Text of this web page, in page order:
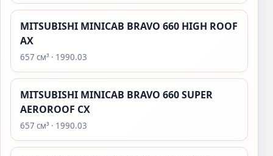
MITSUBISHI MINICAB BRAVO 660 HIGH ROOF
AX
657 см³ · 1990.03
MITSUBISHI MINICAB BRAVO 660 SUPER
AEROROOF CX
657 см³ · 1990.03